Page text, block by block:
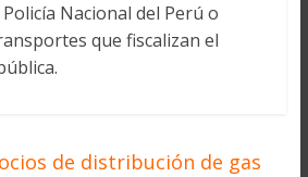
Nacional del Perú o
que fiscalizan el
de distribución de gas